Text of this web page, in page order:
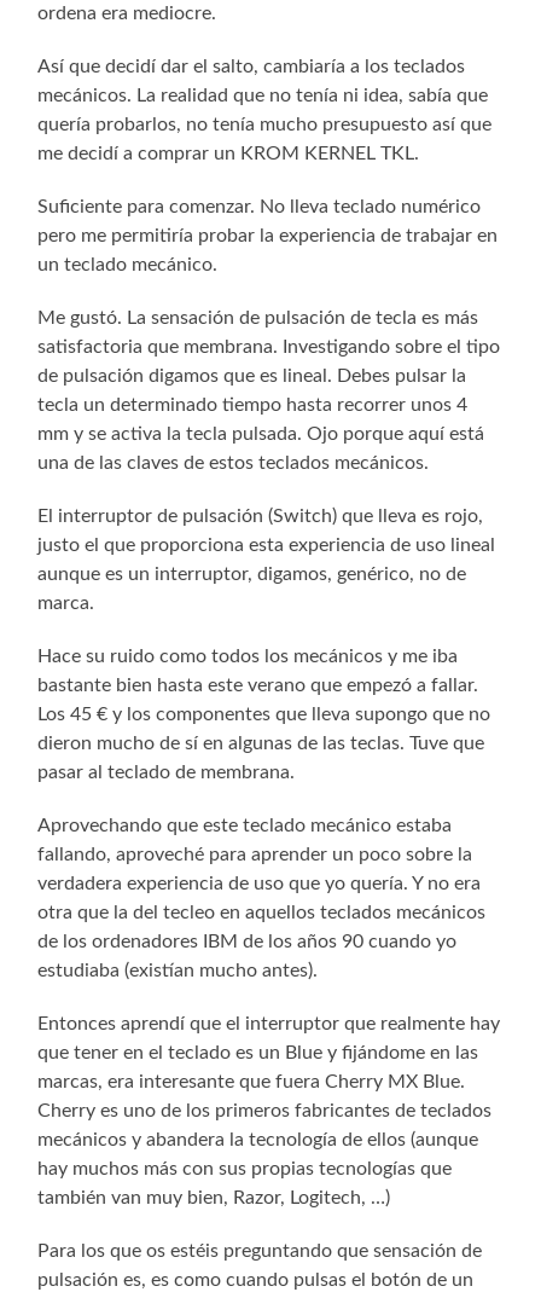
ordena era mediocre.
Así que decidí dar el salto, cambiaría a los teclados
mecánicos. La realidad que no tenía ni idea, sabía que
quería probarlos, no tenía mucho presupuesto así que
me decidí a comprar un KROM KERNEL TKL.
Suficiente para comenzar. No lleva teclado numérico
pero me permitiría probar la experiencia de trabajar en
un teclado mecánico.
Me gustó. La sensación de pulsación de tecla es más
satisfactoria que membrana. Investigando sobre el tipo
de pulsación digamos que es lineal. Debes pulsar la
tecla un determinado tiempo hasta recorrer unos 4
mm y se activa la tecla pulsada. Ojo porque aquí está
una de las claves de estos teclados mecánicos.
El interruptor de pulsación (Switch) que lleva es rojo,
justo el que proporciona esta experiencia de uso lineal
aunque es un interruptor, digamos, genérico, no de
marca.
Hace su ruido como todos los mecánicos y me iba
bastante bien hasta este verano que empezó a fallar.
Los 45 € y los componentes que lleva supongo que no
dieron mucho de sí en algunas de las teclas. Tuve que
pasar al teclado de membrana.
Aprovechando que este teclado mecánico estaba
fallando, aproveché para aprender un poco sobre la
verdadera experiencia de uso que yo quería. Y no era
otra que la del tecleo en aquellos teclados mecánicos
de los ordenadores IBM de los años 90 cuando yo
estudiaba (existían mucho antes).
Entonces aprendí que el interruptor que realmente hay
que tener en el teclado es un Blue y fijándome en las
marcas, era interesante que fuera Cherry MX Blue.
Cherry es uno de los primeros fabricantes de teclados
mecánicos y abandera la tecnología de ellos (aunque
hay muchos más con sus propias tecnologías que
también van muy bien, Razor, Logitech, …)
Para los que os estéis preguntando que sensación de
pulsación es, es como cuando pulsas el botón de un